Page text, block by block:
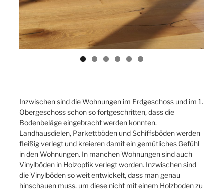
ous
Inzwischen sind die Wohnungen im Erdgeschoss und im 1.
Obergeschoss schon so fortgeschritten, dass die
Bodenbeläge eingebracht werden konnten.
Landhausdielen, Parkettböden und Schiffsböden werden
fleißig verlegt und kreieren damit ein gemütliches Gefühl
in den Wohnungen. In manchen Wohnungen sind auch
Vinylböden in Holzoptik verlegt worden. Inzwischen sind
die Vinylböden so weit entwickelt, dass man genau
hinschauen muss, um diese nicht mit einem Holzboden zu